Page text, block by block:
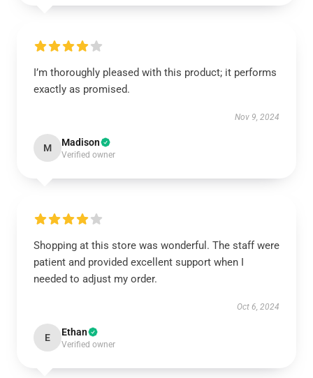
I’m thoroughly pleased with this product; it performs
exactly as promised.
Nov 9, 2024
M Madison
Verified owner
Shopping at this store was wonderful. The staff were
patient and provided excellent support when I
needed to adjust my order.
Oct 6, 2024
E Ethan
Verified owner